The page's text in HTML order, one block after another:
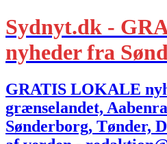
Sydnyt.dk -
nyheder fra
GRATIS LOKALE
grænselandet,
Sønderborg, Tønder,